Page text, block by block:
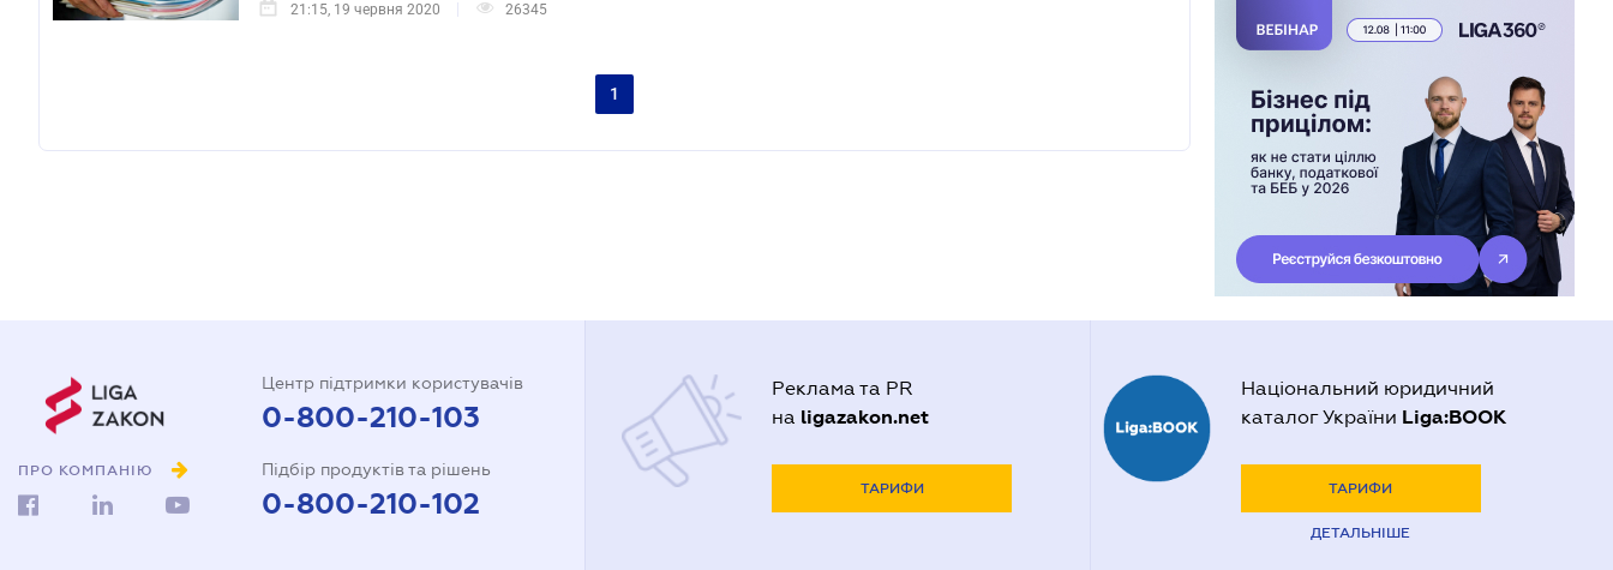
21:15, 19 червня 2020 26345
1
ПРО КОМПАНІЮ
Центр підтримки користувачів
0-800-210-103
Підбір продуктів та рішень
0-800-210-102
Реклама та PR
на ligazakon.net
ТАРИФИ
Національний юридичний
каталог України Liga:BOOK
ТАРИФИ
ДЕТАЛЬНІШЕ